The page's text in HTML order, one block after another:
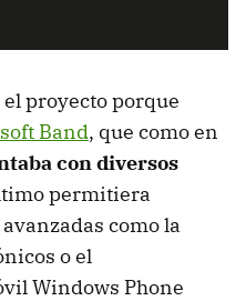
proyecto porque
Band, que como en
con diversos
permitiera
como la
o el
Windows Phone